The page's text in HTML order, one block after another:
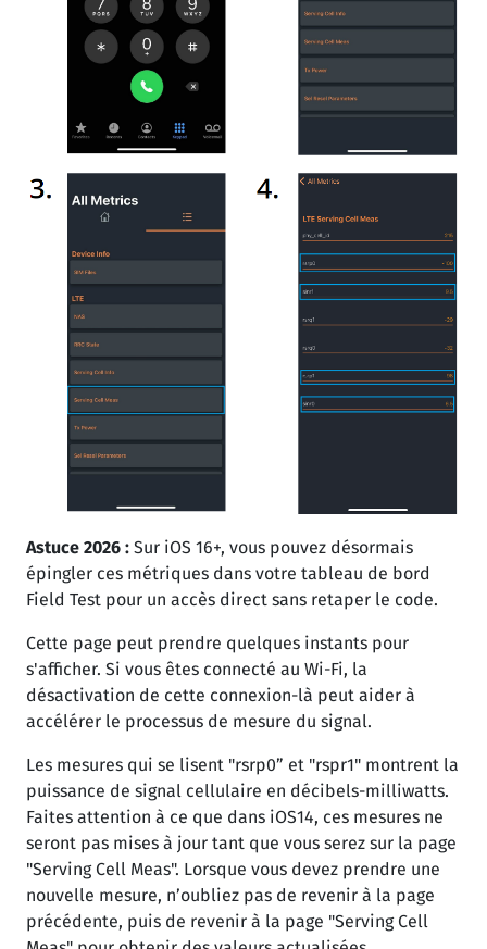
Astuce 2026 : Sur iOS 16+, vous pouvez désormais
épingler ces métriques dans votre tableau de bord
Field Test pour un accès direct sans retaper le code.
Cette page peut prendre quelques instants pour
s'afficher. Si vous êtes connecté au Wi-Fi, la
désactivation de cette connexion-là peut aider à
accélérer le processus de mesure du signal.
Les mesures qui se lisent "rsrp0” et "rspr1" montrent la
puissance de signal cellulaire en décibels-milliwatts.
Faites attention à ce que dans iOS14, ces mesures ne
seront pas mises à jour tant que vous serez sur la page
"Serving Cell Meas". Lorsque vous devez prendre une
nouvelle mesure, n’oubliez pas de revenir à la page
précédente, puis de revenir à la page "Serving Cell